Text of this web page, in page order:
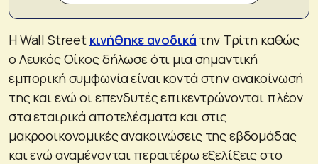
Η Wall Street κινήθηκε ανοδικά την Τρίτη καθώς
ο Λευκός Οίκος δήλωσε ότι μια σημαντική
εμπορική συμφωνία είναι κοντά στην ανακοίνωσή
της και ενώ οι επενδυτές επικεντρώνονται πλέον
στα εταιρικά αποτελέσματα και στις
μακροοικονομικές ανακοινώσεις της εβδομάδας
και ενώ αναμένονται περαιτέρω εξελίξεις στο